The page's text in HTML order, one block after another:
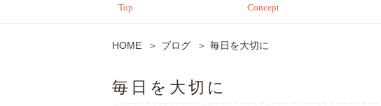
Top Concept
HOME ブログ 毎日を大切に
毎日を大切に